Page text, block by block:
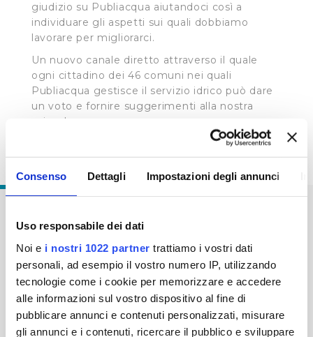
Consenso Dettagli Impostazioni degli annunci
Uso responsabile dei dati
Noi e i nostri 1022 partner trattiamo i vostri dati
personali, ad esempio il vostro numero IP, utilizzando
tecnologie come i cookie per memorizzare e accedere
alle informazioni sul vostro dispositivo al fine di
pubblicare annunci e contenuti personalizzati, misurare
gli annunci e i contenuti, ricercare il pubblico e sviluppare
giudizio su Publiacqua aiutandoci così a
individuare gli aspetti sui quali dobbiamo
lavorare per migliorarci.
Un nuovo canale diretto attraverso il quale
ogni cittadino dei 46 comuni nei quali
Publiacqua gestisce il servizio idrico può dare
un voto e fornire suggerimenti alla nostra
azienda.
Come valuti i nostri Uffici al
Pubblico?
SCOPRI DI PIÙ